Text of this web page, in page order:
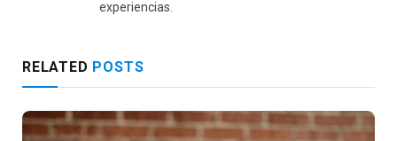
experiencias.
RELATED POSTS